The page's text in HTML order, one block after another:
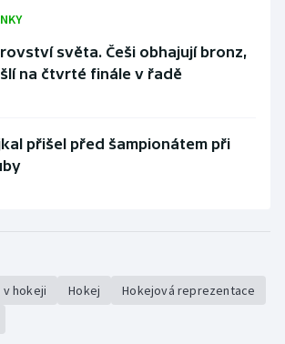
světa. Češi obhajují bronz,
na čtvrté finále v řadě
přišel před šampionátem při
hokeji Hokej
Hokejová reprezentace